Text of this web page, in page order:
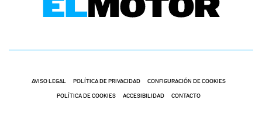
AVISO LEGAL POLÍTICA DE PRIVACIDAD CONFIGURACIÓN DE COOKIES
POLÍTICA DE COOKIES ACCESIBILIDAD CONTACTO